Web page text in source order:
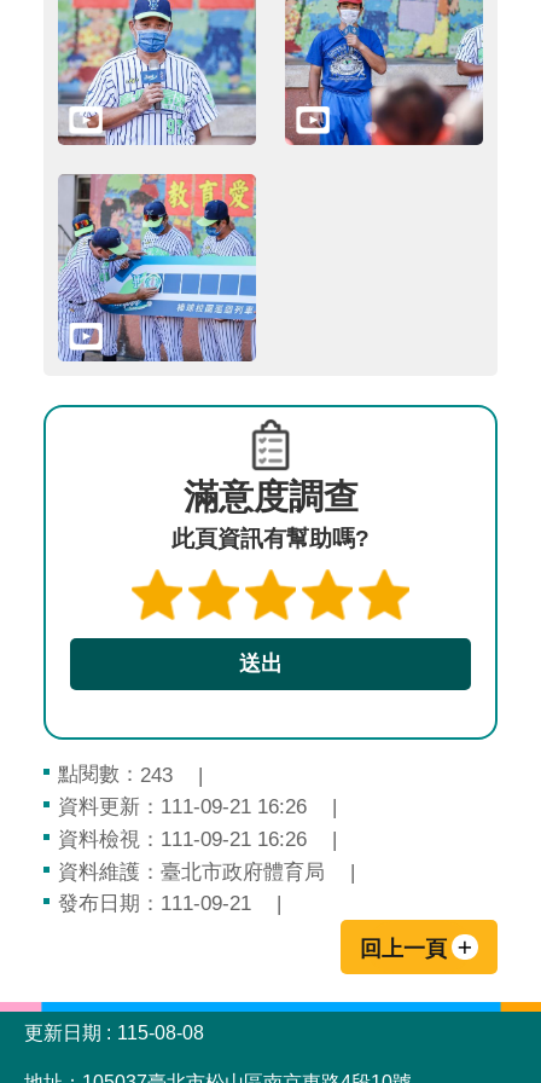
滿意度調查
此頁資訊有幫助嗎?
點閱數： 243
資料更新：111-09-21 16:26
資料檢視：111-09-21 16:26
資料維護：臺北市政府體育局
發布日期：111-09-21
回上一頁
:::
更新日期
115-08-08